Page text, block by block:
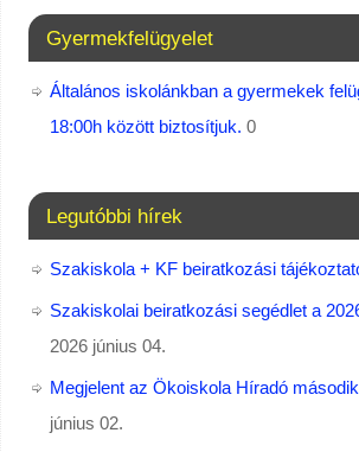
Gyermekfelügyelet
Általános iskolánkban a gyermekek
18:00h között biztosítjuk. 0
Legutóbbi hírek
Szakiskola + KF beiratkozási
Szakiskolai beiratkozási segédlet a
2026 június 04.
Megjelent az Ökoiskola Híradó
június 02.